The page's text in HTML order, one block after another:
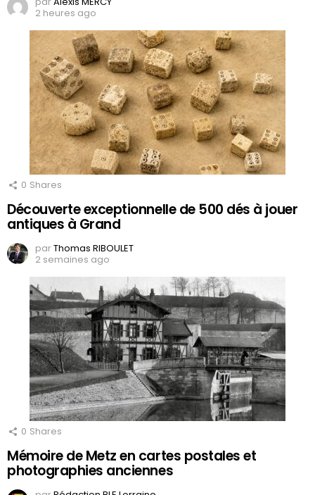
2 heures ago
0 Shares
Découverte exceptionnelle de 500 dés à jouer
antiques à Grand
parThomas RIBOULET
2 semaines ago
0 Shares
Mémoire de Metz en cartes postales et
photographies anciennes